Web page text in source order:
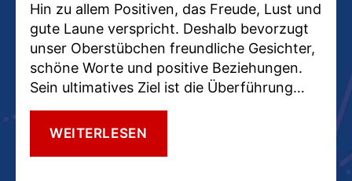
Hin zu allem Positiven, das Freude, Lust und
gute Laune verspricht. Deshalb bevorzugt
unser Oberstübchen freundliche Gesichter,
schöne Worte und positive Beziehungen.
Sein ultimatives Ziel ist die Überführung…
WEITERLESEN